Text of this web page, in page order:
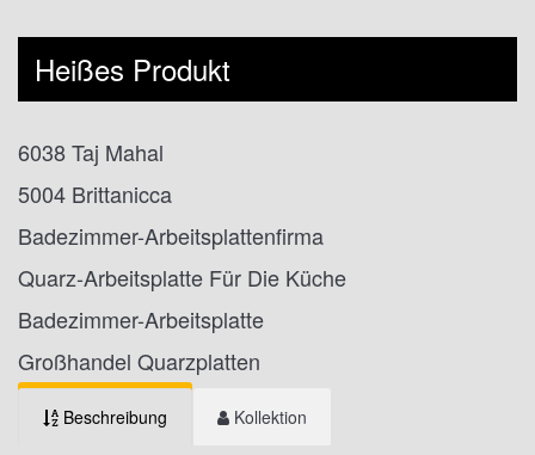
Heißes Produkt
6038 Taj Mahal
5004 Brittanicca
Badezimmer-Arbeitsplattenfirma
Quarz-Arbeitsplatte Für Die Küche
Badezimmer-Arbeitsplatte
Großhandel Quarzplatten
Beschreibung Kollektion